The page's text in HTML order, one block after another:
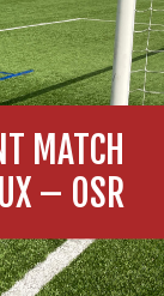
MATCH
– OSR